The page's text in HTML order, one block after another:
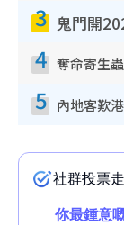
3
4
5